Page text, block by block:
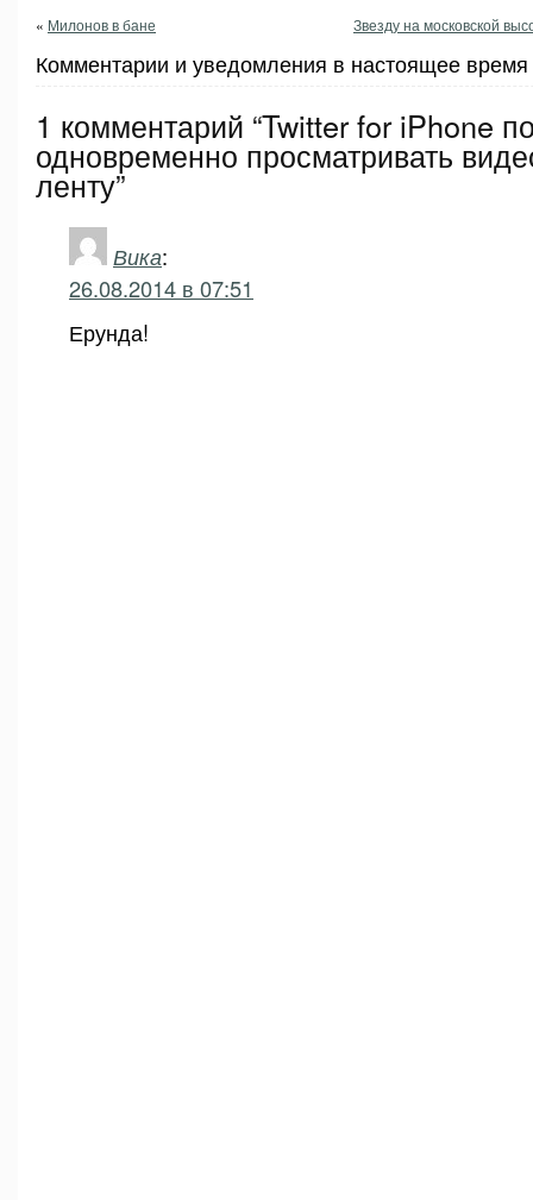
« Милонов в бане Звезду на московской
Комментарии и уведомления в настоящее
1 комментарий “Twitter for iPhone
одновременно просматривать
ленту”
Вика:
26.08.2014 в 07:51
Ерунда!